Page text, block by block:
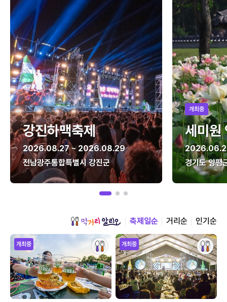
강진하맥축제
2026.08.27 ~ 2026.08.29
전남광주통합특별시 강진군
개최중
세미원
경기도 양평
축제일순 거리순 인기순
개최중 개최중